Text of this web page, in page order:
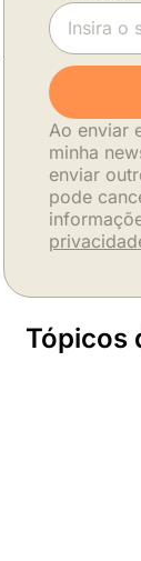
Ao enviar
minha
enviar
pode
Tópicos